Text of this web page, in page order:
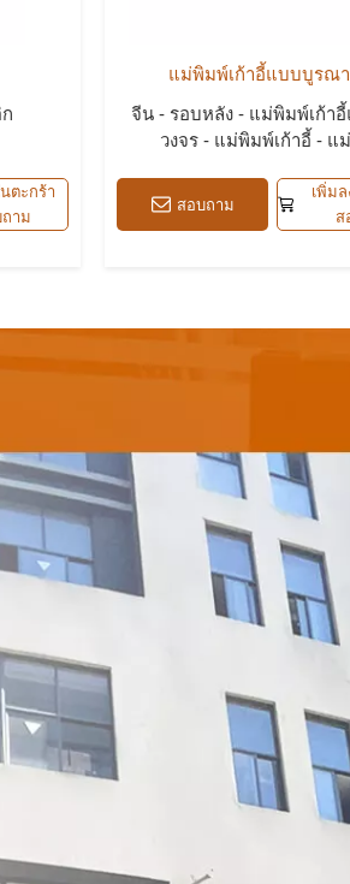
ตะกร้า
าม
แม่พิมพ์เก้าอี้แบบบูรณ
จีน - รอบหลัง - แม่พิมพ์เก้า
วงจร - แม่พิมพ์เก้าอี้ - แ
สอบถาม
เพิ่ม
ส